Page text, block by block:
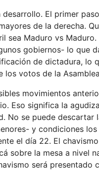
El primer
de la derecha.
sea Maduro vs
gobiernos- lo que
de dictadura, lo
votos de la
movimientos
Eso significa la
No se puede
y condiciones
el día 22. El
sobre la mesa a nivel
será presentado